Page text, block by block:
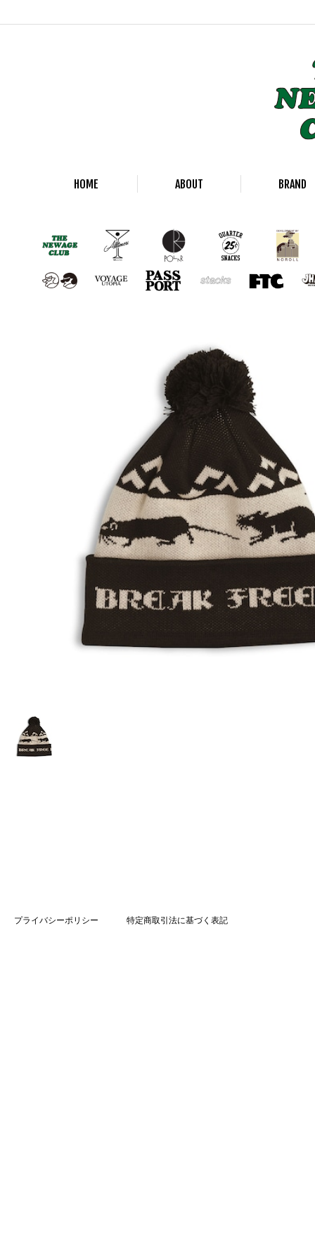
HOME ABOUT BRAND
プライバシーポリシー 特定商取引法に基づく表記